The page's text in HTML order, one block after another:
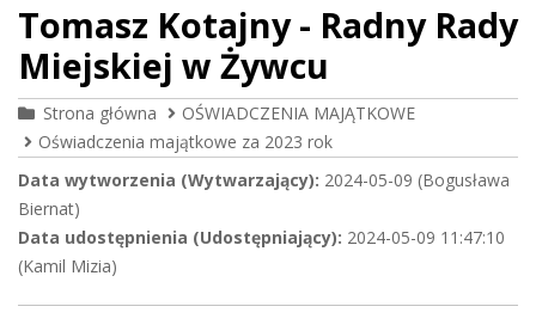
Tomasz Kotajny - Radny Rady
Miejskiej w Żywcu
Strona główna
OŚWIADCZENIA MAJĄTKOWE
Oświadczenia majątkowe za 2023 rok
Data wytworzenia (Wytwarzający): 2024-05-09 (Bogusława
Biernat)
Data udostępnienia (Udostępniający): 2024-05-09 11:47:10
(Kamil Mizia)